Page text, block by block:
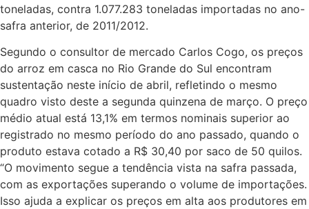
toneladas, contra 1.077.283 toneladas importadas no ano-
safra anterior, de 2011/2012.
Segundo o consultor de mercado Carlos Cogo, os preços
do arroz em casca no Rio Grande do Sul encontram
sustentação neste início de abril, refletindo o mesmo
quadro visto deste a segunda quinzena de março. O preço
médio atual está 13,1% em termos nominais superior ao
registrado no mesmo período do ano passado, quando o
produto estava cotado a R$ 30,40 por saco de 50 quilos.
“O movimento segue a tendência vista na safra passada,
com as exportações superando o volume de importações.
Isso ajuda a explicar os preços em alta aos produtores em